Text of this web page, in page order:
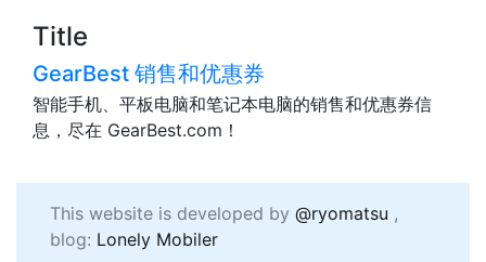
Title
GearBest 销售和优惠券
智能手机、平板电脑和笔记本电脑的销售和优惠券信
息，尽在 GearBest.com！
This website is developed by @ryomatsu ,
blog: Lonely Mobiler